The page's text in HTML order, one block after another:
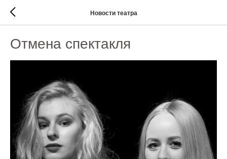
Новости театра
Отмена спектакля